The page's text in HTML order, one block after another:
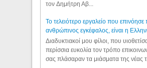
τον Δημήτρη Αβ...
Το τελειότερο εργαλείο που επινόησε
ανθρώπινος εγκέφαλος, είναι η
Διαδυκτιακοί μου φίλοι, που
περίσσια ευκολία τον τρόπο
σας πλάσαραν τα μιάσματα της νέας